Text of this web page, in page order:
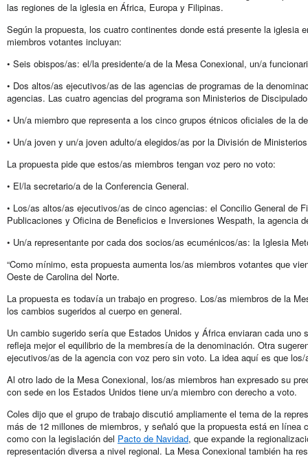
las regiones de la iglesia en África, Europa y Filipinas.
Según la propuesta, los cuatro continentes donde está presente la
miembros votantes incluyan:
• Seis obispos/as: el/la presidente/a de la Mesa Conexional, un/a
• Dos altos/as ejecutivos/as de las agencias de programas de la
agencias. Las cuatro agencias del programa son Ministerios de
• Un/a miembro que representa a los cinco grupos étnicos oficiales de la
• Un/a joven y un/a joven adulto/a elegidos/as por la División de
La propuesta pide que estos/as miembros tengan voz pero no voto:
• El/la secretario/a de la Conferencia General.
• Los/as altos/as ejecutivos/as de cinco agencias: el Concilio General de
Publicaciones y Oficina de Beneficios e Inversiones Wespath, la agencia
• Un/a representante por cada dos socios/as ecuménicos/as: la Iglesia
“Como mínimo, esta propuesta aumenta los/as miembros votantes que
Oeste de Carolina del Norte.
La propuesta es todavía un trabajo en progreso. Los/as miembros de la
los cambios sugeridos al cuerpo en general.
Un cambio sugerido sería que Estados Unidos y África enviaran cada
refleja mejor el equilibrio de la membresía de la denominación. Otra
ejecutivos/as de la agencia con voz pero sin voto. La idea aquí es que
Al otro lado de la Mesa Conexional, los/as miembros han expresado su
con sede en los Estados Unidos tiene un/a miembro con derecho a voto.
Coles dijo que el grupo de trabajo discutió ampliamente el tema de la
más de 12 millones de miembros, y señaló que la propuesta está en
como con la legislación del Pacto de Navidad, que expande la
representación diversa a nivel regional. La Mesa Conexional también ha